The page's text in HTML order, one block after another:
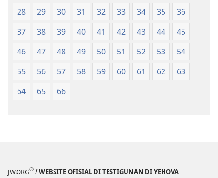
28
29 30 31 32 33 34 35
36
37
38 39 40 41 42 43 44
45
46
47 48 49 50 51 52 53
54
55
56 57 58 59 60 61 62
63
64
65 66
JW.ORG® / WEBSITE OFISIAL DI TESTIGUNAN DI YEHOVA